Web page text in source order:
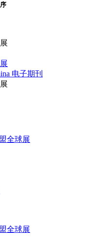
电子期刊
全球展
全球展